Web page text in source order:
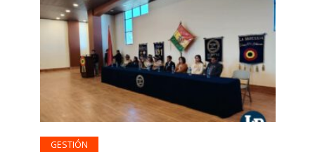
GESTIÓN